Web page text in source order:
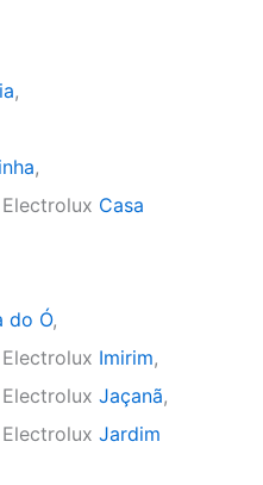
,
,
Casa
do Ó,
Imirim,
Jaçanã,
Jardim